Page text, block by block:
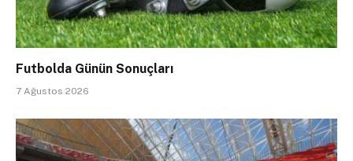
Futbolda Günün Sonuçları
7 Ağustos 2026